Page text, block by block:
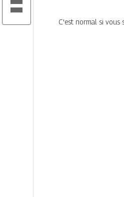
C'est normal si vous